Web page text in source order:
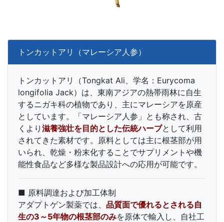
トンカットアリ（マレーシア人参）
トンカットアリ（Tongkat Ali、学名：Eurycoma
longifolia Jack）は、東南アジアの熱帯雨林に自生
するニガキ科の植物であり、主にマレーシアを原産
としています。「マレーシア人参」とも称され、古
くより 滋養強壮を目的とした伝統ハーブとして利用
されてきた素材です。原料としては主に根茎部が用
いられ、乾燥・粉末化することでサプリメントや機
能性食品など多様な製品設計への応用が可能です。
■ 原料調達および加工体制
アダプトゲン製薬では、 品質面で優れるとされる自
生の3～5年物の根茎部のみを原体で輸入し、自社工